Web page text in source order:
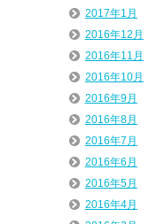
2017年1月
2016年12月
2016年11月
2016年10月
2016年9月
2016年8月
2016年7月
2016年6月
2016年5月
2016年4月